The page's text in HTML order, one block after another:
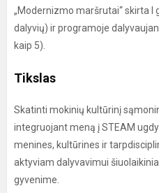
„Modernizmo maršrutai“ skirta
dalyvių) ir programoje
kaip 5).
Tikslas
Skatinti mokinių kultūrinį
integruojant meną į STEAM
menines, kultūrines ir
aktyviam dalyvavimui
gyvenime.